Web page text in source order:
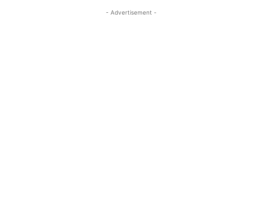
- Advertisement -